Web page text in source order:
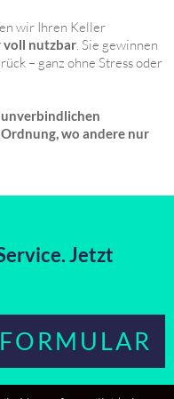
wir Ihren Keller
voll nutzbar . Sie gewinnen
– ganz ohne Stress oder
wo andere nur
Jetzt